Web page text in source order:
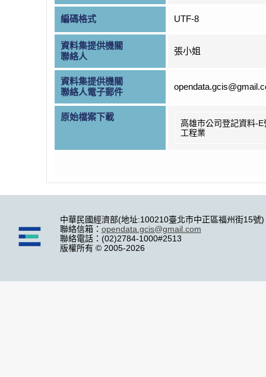
編碼格式 UTF-8
資料集提供機關
聯絡人
張小姐
資料集提供機關
聯絡人電子郵件
原始檔案下載
高雄市公司登記資料-E
工程業
中華民國經濟部(地址:100210臺北市中正區福州街15號)
聯絡信箱： opendata.gcis@gmail.com
聯絡電話：(02)2784-1000#2513
版權所有 © 2005-2026